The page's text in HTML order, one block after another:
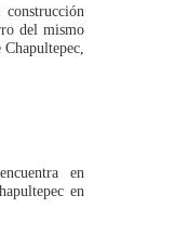
del mismo
en
en